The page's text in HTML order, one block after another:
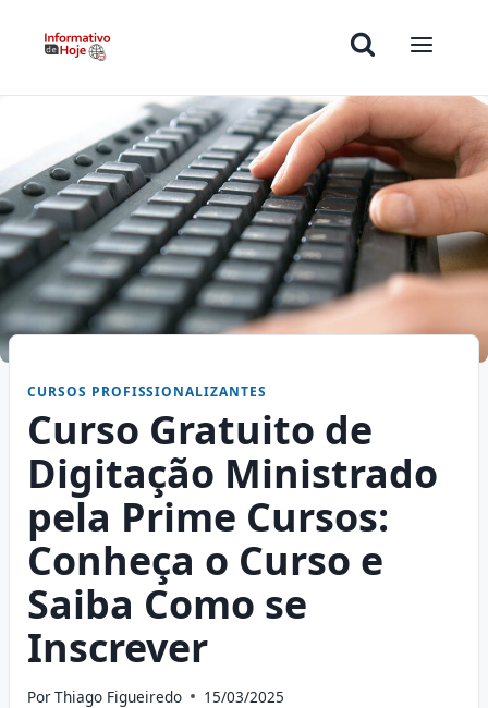
CURSOS PROFISSIONALIZANTES
Curso Gratuito de
Digitação Ministrado
pela Prime Cursos:
Conheça o Curso e
Saiba Como se
Inscrever
PorThiago Figueiredo 15/03/2025